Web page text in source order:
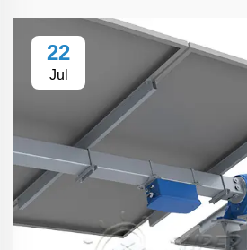
22
Jul